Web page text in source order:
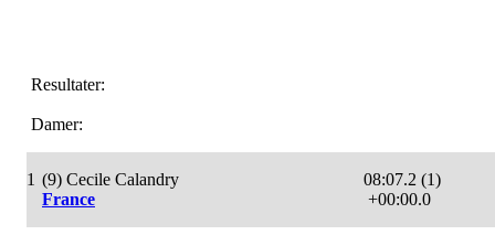
Resultater:
Damer:
1 (9) Cecile Calandry
France
08:07.2 (1)
+00:00.0